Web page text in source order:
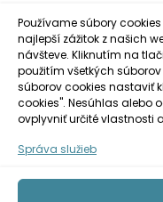
Používame súbory
najlepší zážitok z našich
návšteve. Kliknutím na
použitím všetkých
súborov cookies nastaviť
cookies". Nesúhlas alebo
ovplyvniť určité vlastnosti
Správa služieb